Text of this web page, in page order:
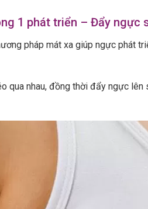
1 phát triển – Đẩy ngực
pháp mát xa giúp ngực phát
qua nhau, đồng thời đẩy ngực